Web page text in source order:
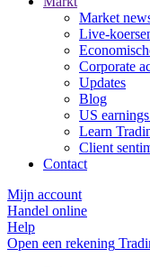
Market
Live-
Corporate
Updates
Blog
US earnings
Learn
Client
Contact
Mijn account
Handel online
Help
Open een rekening